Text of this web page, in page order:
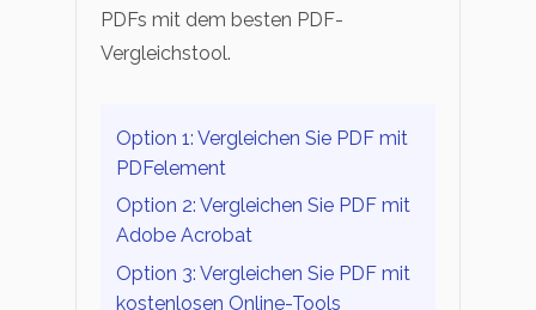
PDFs mit dem besten PDF-
Vergleichstool.
Option 1: Vergleichen Sie PDF mit
PDFelement
Option 2: Vergleichen Sie PDF mit
Adobe Acrobat
Option 3: Vergleichen Sie PDF mit
kostenlosen Online-Tools